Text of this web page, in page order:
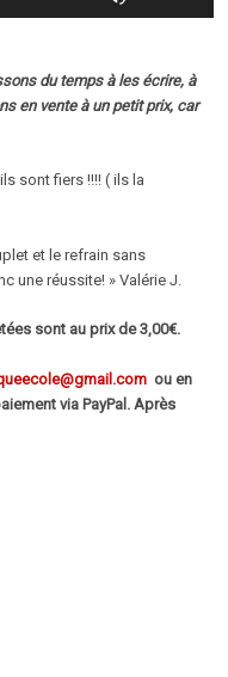
le
volume.
pour
augmenter
le
du temps à les écrire, à
en vente à un petit prix, car
sont fiers !!!! ( ils la
et le refrain sans
une réussite! » Valérie J.
sont au prix de 3,00€.
ou en
via PayPal. Après